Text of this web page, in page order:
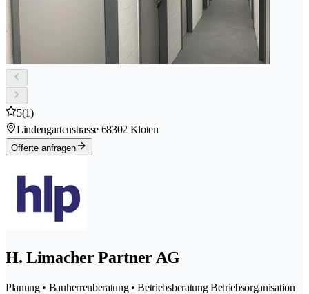
5(1)
Lindengartenstrasse 68302 Kloten
Offerte anfragen
H. Limacher Partner AG
Planung • Bauherrenberatung • Betriebsberatung Betriebsorganisation